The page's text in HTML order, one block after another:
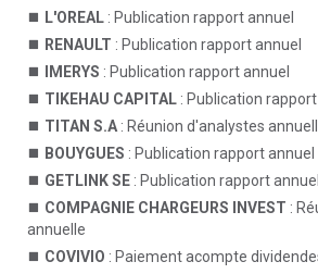
L'OREAL : Publication rapport annuel
RENAULT : Publication rapport annuel
IMERYS : Publication rapport annuel
TIKEHAU CAPITAL : Publication rapport
TITAN S.A : Réunion d'analystes
BOUYGUES : Publication rapport annuel
GETLINK SE : Publication rapport annuel
COMPAGNIE CHARGEURS INVEST :
annuelle
COVIVIO : Paiement acompte